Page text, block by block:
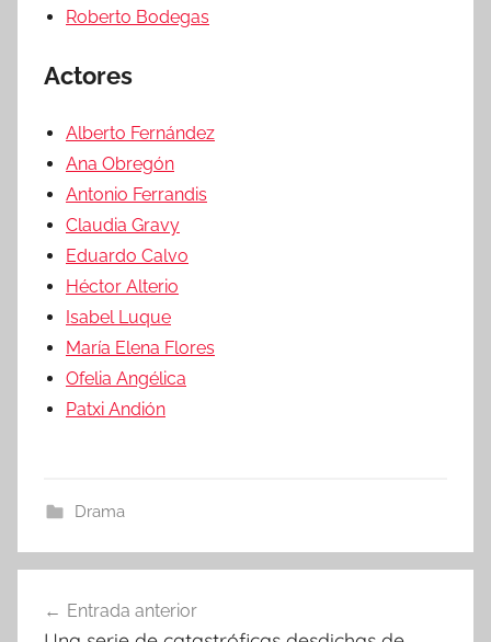
Roberto Bodegas
Actores
Alberto Fernández
Ana Obregón
Antonio Ferrandis
Claudia Gravy
Eduardo Calvo
Héctor Alterio
Isabel Luque
María Elena Flores
Ofelia Angélica
Patxi Andión
Drama
Navegación
Entrada anterior